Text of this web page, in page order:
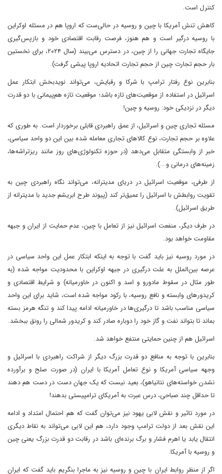
کنترل است.
کاهش تنش آمریکا با چین و روسیه در حالی‌ست که اروپا هم در مسئله اوکراین
با روسیه درگیر است و هم هنوز، فرصت رقابت اقتصادی خود و بازپس‌گیری
جایگاه تجارت جهانی را از چین، در دسترس می‌بیند (سال ۲۰۲۴، برای نخستین
بار حجم تجارت چین از حجم تجارت اتحادیه اروپا پیشی گرفت).
بنابرین نوع رفتار ترامپ با شرکا و رقبایش، می‌تواند نویدبخش ابتکار عمل
اسرائیل در استفاده از موقعیت‌های تازه باشد؛ موقعیت تازه هم‌پیمانی با دو قدرت
دیگر در نزدیکی خود: روسیه و چین!
مسئله تجاری چین و اسرائیل، از عمق راهبردی قابلی برخوردار است. به طوری که
علاوه بر حجم تجارت، نوع کالاهای تجاری معامله شده بین این دو واحد سیاسی،
خبر از وابستگی متقابل می‌دهد (در حوزه تکنولوژی‌های روز مانند ریزتراشه‌ها،
زمینه‌های درمانی و...).
از طرفی، موقعیت اسرائیل در دریای مدیترانه، می‌تواند نگاه راهبردی چین به
تقویت روابطش با اسرائیل را عمیق‌تر کند (پیوند طرح ابریشم جدید با مدیترانه از
طریق اسرائیل).
در طرف دیگر، منفعت اسرائیل نیز از تعامل با چین، عدم حمایت از ایران و جبهه‌
مقاومت خواهد بود.
در مورد روسیه نیز باید گفت با توجه به اینکه ابتکار عمل این واحد سیاسی در
عرصه بین‌الملل به علت درگیری در جبهه اوکراین با محدودیت مواجه شده (به
طور مثال در سقوط مادورو و اسد و اکنون در خاورمیانه) و شرایط اقتصادی و
کریدورهای وابسته و نافع روسیه، با رکود مواجه شده است، شاید برای این واحد
سیاسی مناسب باشد تا درگیری‌ها در خاورمیانه ادامه پیدا کند و تنگه هرمز بسته
بماند تا بتواند نفت و گاز خود را دوباره صادر کند و کریدور شمالی را رونق ببخشد.
اسرائیل هم از چنین حمایتی منتفع خواهد شد.
بنابرین با توجه به منافع دو قدرت بزرگ دیگر از شراکت راهبردی با اسرائیل و
وجهه سیاسی آمریکا و نوع تعامل آمریکا با ایران (در صورت صلح و برآورده
نشدن خواسته‌های نتانیاهو)، بعید نیست که یک جهان دست در دست هم دهند
تا حداقل چند صباحی، درس عبرت به آمریکای ترامپیستی بدهند!
در مورد تاثیر و نقش لابی یهود نیز می‌توان گفت که هم احتمال امتداد و ادامه
این نقش بعد از دولت ترامپ وجود دارد، هم این لابی می‌تواند به نقاط دیگری
انتقال یابد یا اهرم فشار و برگ برنده‌ای باشد در رقابت دو قدرت بزرگ یعنی چین
و روسیه با آمریکا.
اگر از منظر روابط ایران با چین و روسیه نیز به ماجرا بنگریم باید گفت که ایران